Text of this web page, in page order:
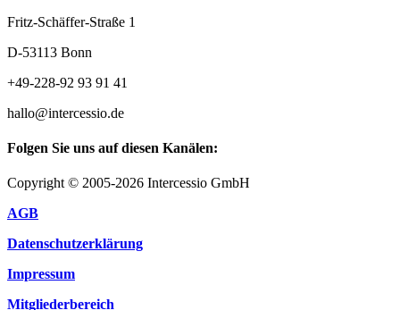
Fritz-Schäffer-Straße 1
D-53113 Bonn
+49-228-92 93 91 41
hallo@intercessio.de
Folgen Sie uns auf diesen Kanälen:
Copyright © 2005-2026 Intercessio GmbH
AGB
Datenschutzerklärung
Impressum
Mitgliederbereich